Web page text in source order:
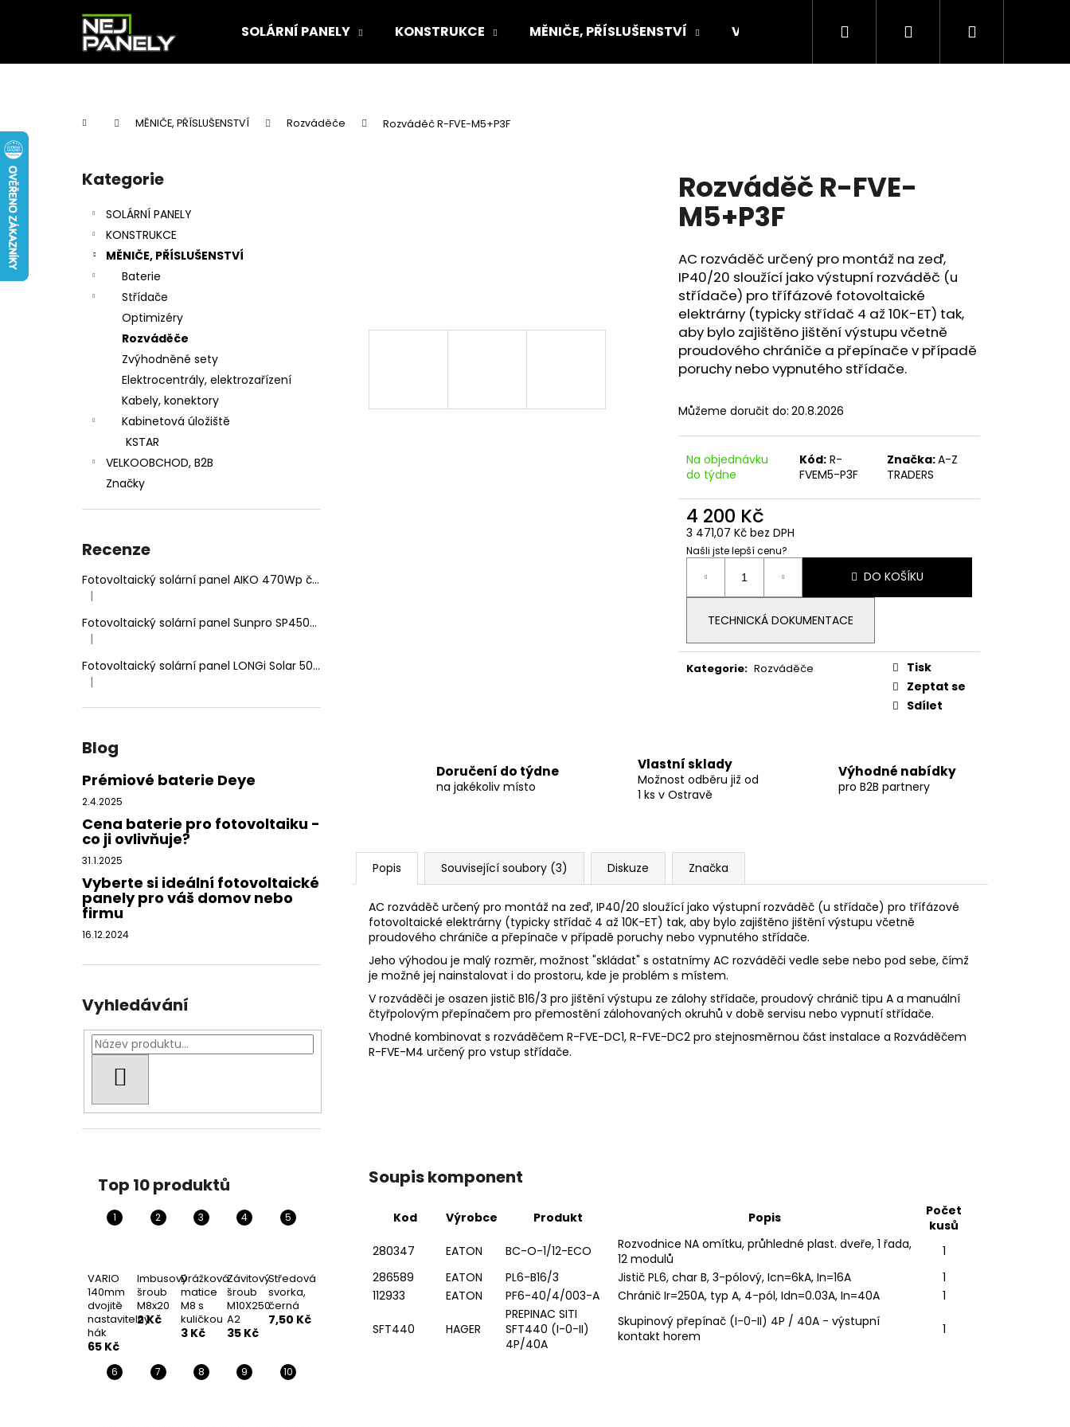
SOLÁRNÍ PANELY KONSTRUKCE MĚNIČE, PŘÍSLUŠENSTVÍ VELKOOBCHOD, B2B KONSTRUKCE B2B -
Hledat PřihlášeníNákupní
Domů MĚNIČE, PŘÍSLUŠENSTVÍ Rozváděče Rozváděč R-FVE-M5+P3F
Přeskočit
kategorie
Kategorie
SOLÁRNÍ PANELY
KONSTRUKCE
MĚNIČE, PŘÍSLUŠENSTVÍ
Baterie
Střídače
Optimizéry
Rozváděče
Zvýhodněné sety
Elektrocentrály, elektrozařízení
Kabely, konektory
Kabinetová úložiště
KSTAR
VELKOOBCHOD, B2B
Značky
Recenze
Fotovoltaický solární panel AIKO 470Wp černý rám, dvojité sklo
Hodnocení produktu je 5 z 5 hvězdiček.
|
Fotovoltaický solární panel Sunpro SP450-144M 450Wp HIEFF Twin Mono
Hodnocení produktu je 5 z 5 hvězdiček.
|
Fotovoltaický solární panel LONGi Solar 500Wp stříbrný rám
Hodnocení produktu je 5 z 5 hvězdiček.
|
Blog
Prémiové baterie Deye
2.4.2025
Cena baterie pro fotovoltaiku -
co ji ovlivňuje?
31.1.2025
Vyberte si ideální fotovoltaické
panely pro váš domov nebo
firmu
16.12.2024
Vyhledávání
Top 10 produktů
VARIO
140mm
dvojitě
nastavitelný
hák
65 Kč
Imbusový
šroub
M8x20
2 Kč
Drážková
matice
M8 s
kuličkou
3 Kč
Závitový
šroub
M10X250
A2
35 Kč
Středová
svorka,
černá
7,50 Kč
Rozváděč R-FVE-
M5+P3F
AC rozváděč určený pro montáž na zeď,
IP40/20 sloužící jako výstupní rozváděč (u
střídače) pro třífázové fotovoltaické
elektrárny (typicky střídač 4 až 10K-ET) tak,
aby bylo zajištěno jištění výstupu včetně
proudového chrániče a přepínače v případě
poruchy nebo vypnutého střídače.
Můžeme doručit do: 20.8.2026
Na objednávku
do týdne
Kód: R-
FVEM5-P3F
Značka:A-Z
TRADERS
4 200 Kč
3 471,07 Kč bez DPH
Našli jste lepší cenu?
Měrná
cena:
DO KOŠÍKU
TECHNICKÁ DOKUMENTACE
Kategorie: Rozváděče
Tisk
Zeptat se
Sdílet
Doručení do týdne
na jakékoliv místo
Vlastní sklady
Možnost odběru již od
1 ks v Ostravě
Výhodné nabídky
pro B2B partnery
Popis Související soubory (3) Diskuze Značka
AC rozváděč určený pro montáž na zeď, IP40/20 sloužící jako výstupní rozváděč (u střídače) pro třífázové
fotovoltaické elektrárny (typicky střídač 4 až 10K-ET) tak, aby bylo zajištěno jištění výstupu včetně
proudového chrániče a přepínače v případě poruchy nebo vypnutého střídače.
Jeho výhodou je malý rozměr, možnost "skládat" s ostatnímy AC rozváděči vedle sebe nebo pod sebe, čímž
je možné jej nainstalovat i do prostoru, kde je problém s místem.
V rozváděči je osazen jistič B16/3 pro jištění výstupu ze zálohy střídače, proudový chránič tipu A a manuální
čtyřpolovým přepínačem pro přemostění zálohovaných okruhů v době servisu nebo vypnutí střídače.
Vhodné kombinovat s rozváděčem R-FVE-DC1, R-FVE-DC2 pro stejnosměrnou část instalace a Rozváděčem
R-FVE-M4 určený pro vstup střídače.
Soupis komponent
Kod Výrobce Produkt Popis
Počet
kusů
280347
EATON BC-O-1/12-ECO
Rozvodnice NA omítku, průhledné plast. dveře, 1 řada,
12 modulů
1
286589
EATON PL6-B16/3 Jistič PL6, char B, 3-pólový, Icn=6kA, In=16A
1
112933
EATON PF6-40/4/003-A Chránič Ir=250A, typ A, 4-pól, Idn=0.03A, In=40A 1
SFT440 HAGER
PREPINAC SITI
SFT440 (I-0-II)
4P/40A
Skupinový přepínač (I-0-II) 4P / 40A - výstupní
kontakt horem
1
í
Zpět
do
Zpět
do
Následující
VARIO 140MM DVOJITĚ NASTAVITELNÝ
65 Kč
DRÁŽKOVÁ MATICE M8 S KULIČKOU